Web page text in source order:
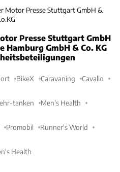
Motor Presse Stuttgart GmbH &
Presse Stuttgart GmbH
Hamburg GmbH & Co. KG
BikeX Caravaning Cavallo
tanken Men's Health
Promobil Runner's World
Health